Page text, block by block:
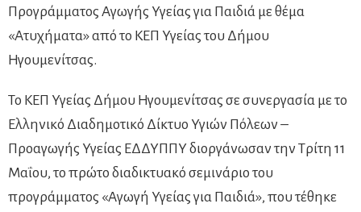
Προγράμματος Αγωγής Υγείας για Παιδιά με θέμα
«Ατυχήματα» από το ΚΕΠ Υγείας του Δήμου
Ηγουμενίτσας.
Το ΚΕΠ Υγείας Δήμου Ηγουμενίτσας σε συνεργασία με το
Ελληνικό Διαδημοτικό Δίκτυο Υγιών Πόλεων –
Προαγωγής Υγείας ΕΔΔΥΠΠΥ διοργάνωσαν την Τρίτη 11
Μαΐου, το πρώτο διαδικτυακό σεμινάριο του
προγράμματος «Αγωγή Υγείας για Παιδιά», που τέθηκε